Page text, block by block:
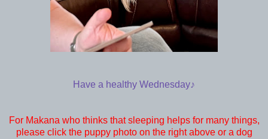
Have a healthy Wednesday♪
For Makana who thinks that sleeping helps for many things,
please click the puppy photo on the right above or a dog